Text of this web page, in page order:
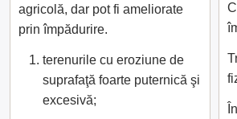
agricolă, dar pot fi ameliorate
prin împădurire.
terenurile cu eroziune de
suprafaţă foarte puternică şi
excesivă;